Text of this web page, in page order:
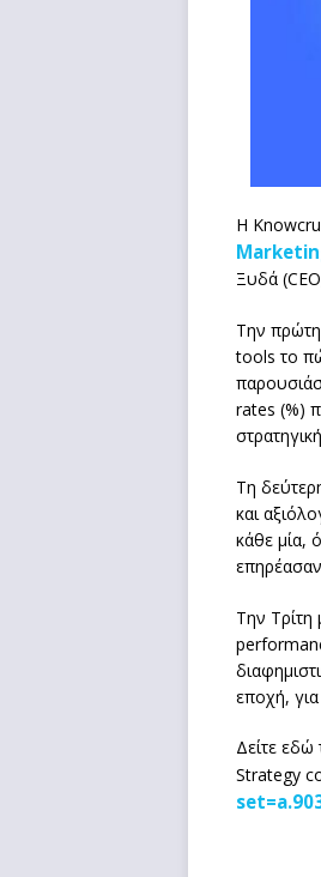
Η
Ξυδά
Την
tools το
rates (%)
Τη
και
κάθε μία,
Την
εποχή,
Δείτε
Strategy